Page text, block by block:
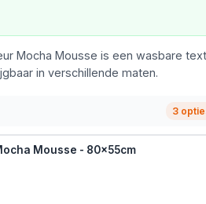
Mocha Mousse is een wasbare
in verschillende maten.
3
Mousse - 80x55cm